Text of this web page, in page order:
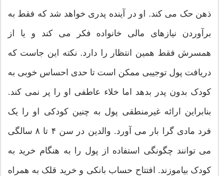
ذهن حک می کند. او در آینده پدری خواهد شد که فقط به
برآوردن نیازهای مالی خانواده فکر می کند و یا از
همسرش فقط همین انتظار را دارد. نکته این جاست که
دریافت پول توجیبی ممکن است تا حدی احساس خوبی به
کودک بدون پدر بدهد اما خلاء عاطفی او را پر نمی کند.
بنابراین ارائه غیرمنطقی پول به چنین کودکی او را یک
فرد مادی گرا بار می آورد. والدین در سن ۴ تا ۸ سالگی
می توانند چگونگی استفاده از پول را به هنگام خرید به
کودک بیاموزند. افتتاح حساب بانکی و خرید قلک به همراه